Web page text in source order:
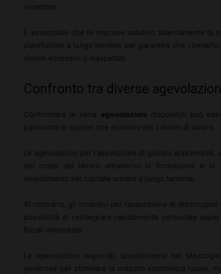
rispettate.
È essenziale che le imprese valutino attentamente la
pianifichino a lungo termine per garantire che i
vincoli eccessivi o inaspettati.
Confronto tra diverse
Confrontare le varie agevolazioni disponibili può
panorama di opzioni che esistono per i datori di lavoro.
Le agevolazioni per l’assunzione di giovani
del costo del lavoro attraverso la formazione e lo
investimento nel capitale umano a lungo termine.
Al contrario, gli incentivi per l’assunzione di
possibilità di reintegrare rapidamente personale
fiscali immediate.
Le agevolazioni regionali, specialmente nel
generose per stimolare la crescita economica locale,